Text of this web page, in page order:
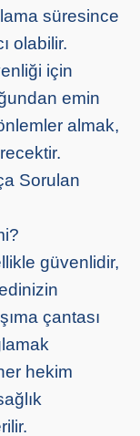
süresince
olabilir.
için
emin
almak,
Sorulan
güvenlidir,
çantası
hekim